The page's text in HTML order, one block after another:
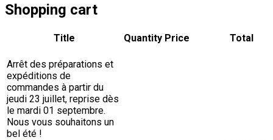
Shopping cart
Arrêt des préparations et
expéditions de
commandes à partir du
jeudi 23 juillet, reprise dès
le mardi 01 septembre.
Nous vous souhaitons un
bel été !
Title Quantity Price Total